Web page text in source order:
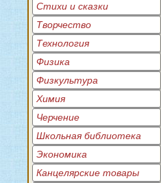
Стихи и сказки
Творчество
Технология
Физика
Физкультура
Химия
Черчение
Школьная библиотека
Экономика
Канцелярские товары